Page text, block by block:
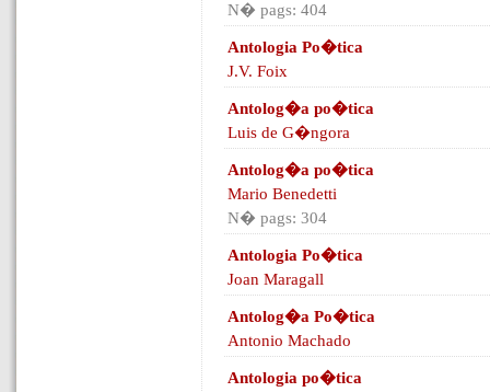
N� pags: 404
Antologia Po�tica
J.V. Foix
Antolog�a po�tica
Luis de G�ngora
Antolog�a po�tica
Mario Benedetti
N� pags: 304
Antologia Po�tica
Joan Maragall
Antolog�a Po�tica
Antonio Machado
Antologia po�tica